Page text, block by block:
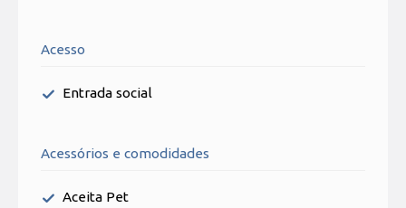
Acesso
Entrada social
Acessórios e comodidades
Aceita Pet